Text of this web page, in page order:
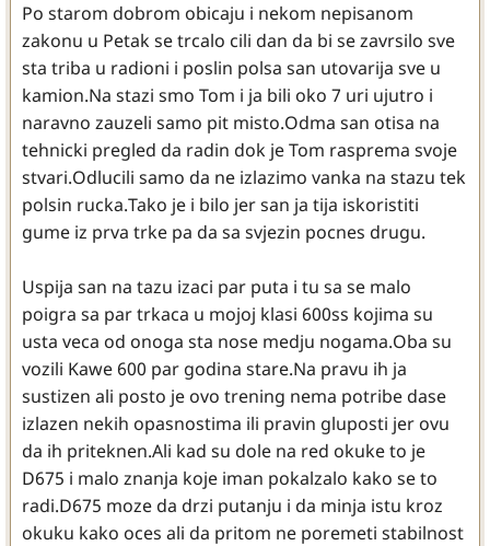
Po starom dobrom obicaju i nekom nepisanom
zakonu u Petak se trcalo cili dan da bi se zavrsilo sve
sta triba u radioni i poslin polsa san utovarija sve u
kamion.Na stazi smo Tom i ja bili oko 7 uri ujutro i
naravno zauzeli samo pit misto.Odma san otisa na
tehnicki pregled da radin dok je Tom rasprema svoje
stvari.Odlucili samo da ne izlazimo vanka na stazu tek
polsin rucka.Tako je i bilo jer san ja tija iskoristiti
gume iz prva trke pa da sa svjezin pocnes drugu.
Uspija san na tazu izaci par puta i tu sa se malo
poigra sa par trkaca u mojoj klasi 600ss kojima su
usta veca od onoga sta nose medju nogama.Oba su
vozili Kawe 600 par godina stare.Na pravu ih ja
sustizen ali posto je ovo trening nema potribe dase
izlazen nekih opasnostima ili pravin gluposti jer ovu
da ih priteknen.Ali kad su dole na red okuke to je
D675 i malo znanja koje iman pokalzalo kako se to
radi.D675 moze da drzi putanju i da minja istu kroz
okuku kako oces ali da pritom ne poremeti stabilnost